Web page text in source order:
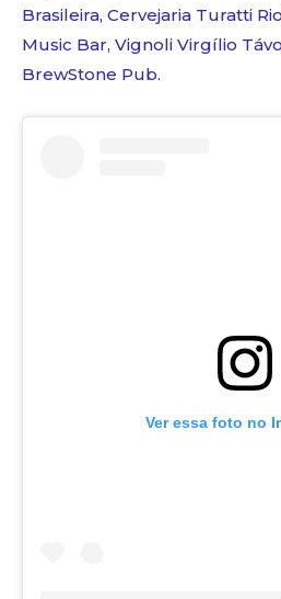
Brasileira, Cervejaria Turatti
Music Bar, Vignoli Virgílio
BrewStone Pub.
Ver essa foto no